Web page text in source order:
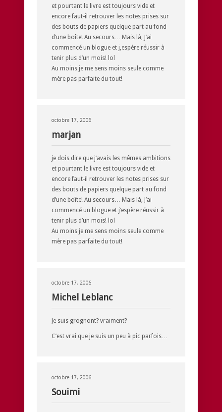
et pourtant le livre est toujours vide et
encore faut-il retrouver les notes prises sur
des bouts de papiers quelque part au fond
d’une boîte! Au secours… Mais là, J’ai
commencé un blogue et j,espère réussir à
tenir plus d’un mois! lol
Au moins je me sens moins seule comme
mère pas parfaite du tout!
octobre 17, 2006
marjan
je dois dire que j’avais les mêmes ambitions
et pourtant le livre est toujours vide et
encore faut-il retrouver les notes prises sur
des bouts de papiers quelque part au fond
d’une boîte! Au secours… Mais là, J’ai
commencé un blogue et j’espère réussir à
tenir plus d’un mois! lol
Au moins je me sens moins seule comme
mère pas parfaite du tout!
octobre 17, 2006
Michel Leblanc
Je suis grognont? vraiment?
C’est vrai que je suis un peu à pic parfois…
octobre 17, 2006
Souimi